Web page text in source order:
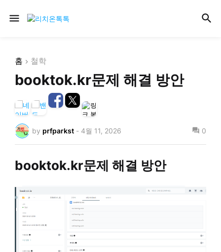
홈 철학
booktok.kr문제 해결 방안
by prfparkst - 4월 11, 2026 0
booktok.kr문제 해결 방안